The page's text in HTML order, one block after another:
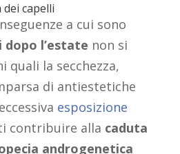
capelli
a cui sono
dopo l’estate non si
quali la secchezza,
di antiestetiche
esposizione
contribuire alla caduta
androgenetica